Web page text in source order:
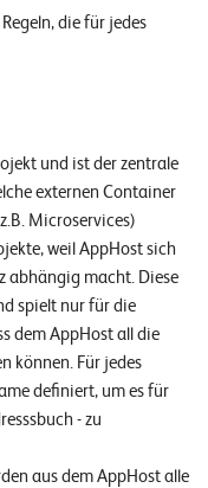
die für jedes
und ist der zentrale
externen Container
Microservices)
weil AppHost sich
abhängig macht. Diese
spielt nur für die
dem AppHost all die
können. Für jedes
definiert, um es für
- zu
aus dem AppHost alle